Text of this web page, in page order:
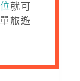
就可
旅遊